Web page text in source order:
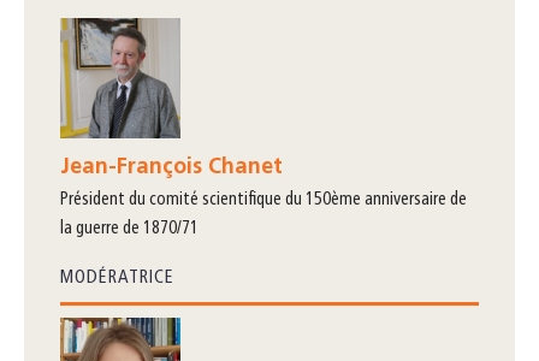
Jean-François Chanet
président du comité scientifique du 150ème anniversaire de
la guerre de 1870/71
MODÉRATRICE